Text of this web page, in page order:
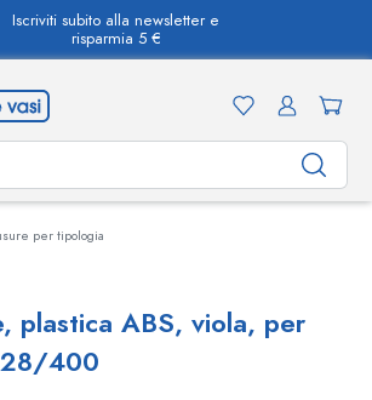
Iscriviti subito alla newsletter e
risparmia 5 €
per tipologia
plastica ABS, viola, per
400